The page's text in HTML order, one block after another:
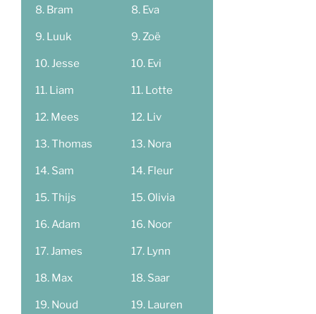
Bram
Luuk
Jesse
Liam
Mees
Thomas
Sam
Thijs
Adam
James
Max
Noud
Eva
Zoë
Evi
Lotte
Liv
Nora
Fleur
Olivia
Noor
Lynn
Saar
Lauren